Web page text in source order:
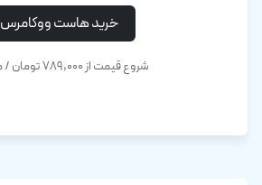
خرید هاست ووکامرس
شروع قیمت از ۷۸۹,۰۰۰ تومان / ماهانه